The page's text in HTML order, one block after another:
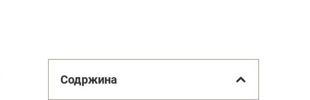
Содржина